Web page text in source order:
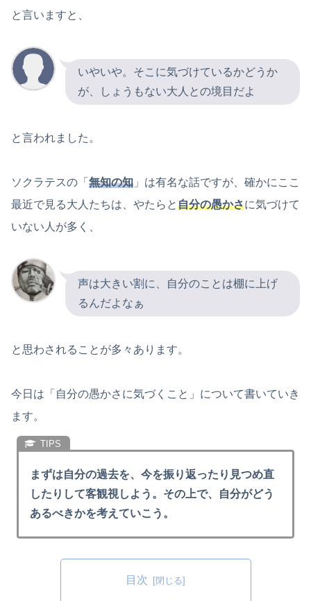
と言いますと、
いやいや。そこに気づけているかどうか
が、しょうもない大人との境目だよ
と言われました。
ソクラテスの「 無知の知 」は有名な話ですが、確かにここ
最近で見る大人たちは、やたらと自分の愚かさに気づけて
いない人が多く、
声は大きい割に、自分のことは棚に上げ
るんだよなぁ
と思わされることが多々あります。
今日は「自分の愚かさに気づくこと」について書いていき
ます。
まずは自分の過去を、今を振り返ったり見つめ直
したりして客観視しよう。その上で、自分がどう
あるべきかを考えていこう。
目次